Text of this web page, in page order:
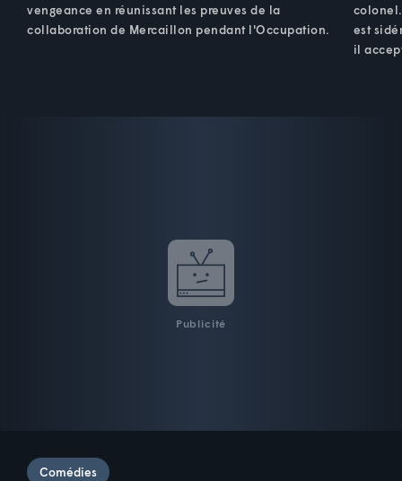
vengeance en réunissant les preuves de la
collaboration de Mercaillon pendant l'Occupation.
est
il
Publicité
Comédies